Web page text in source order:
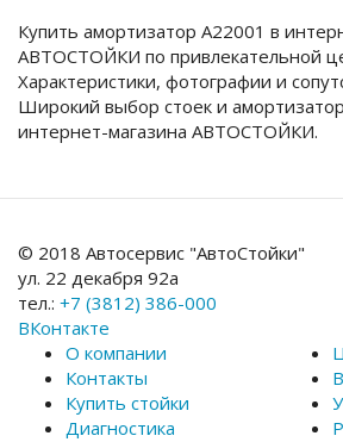
Купить амортизатор A22001 в
АВТОСТОЙКИ по привлекательной
Характеристики, фотографии и
Широкий выбор стоек и
интернет-магазина АВТОСТОЙКИ.
© 2018 Автосервис "АвтоСтойки"
ул. 22 декабря 92а
тел.: +7 (3812) 386-000
ВКонтакте
О компании
Контакты
Купить стойки
Диагностика